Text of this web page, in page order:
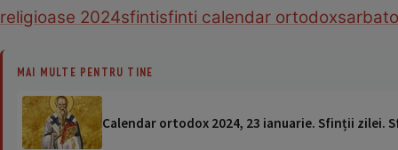
religioase 2024sfintisfinti calendar ortodox
MAI MULTE PENTRU TINE
Calendar ortodox 2024, 23 ianuarie. Sfinții zilei.